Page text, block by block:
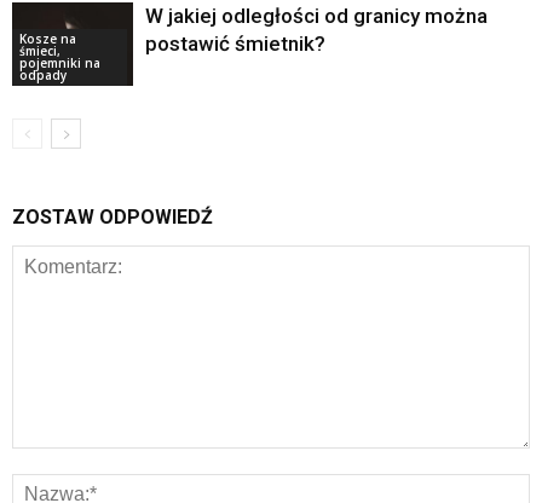
Kosze na
śmieci,
pojemniki na
odpady
W jakiej odległości od granicy można
postawić śmietnik?
ZOSTAW ODPOWIEDŹ